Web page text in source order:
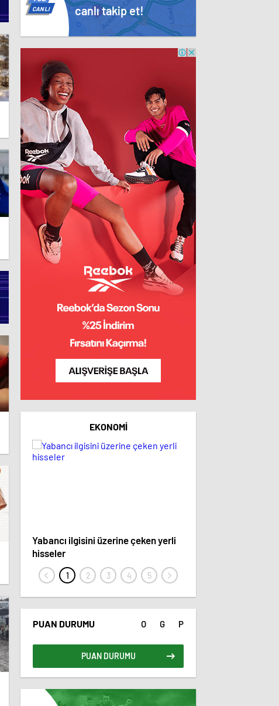
canlı takip et!
CANLI
EKONOMI
Yabancı ilgisini üzerine çeken yerli
hisseler
PUAN DURUMU O G P
PUAN DURUMU